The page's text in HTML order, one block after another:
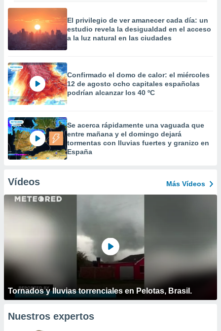
El privilegio de ver amanecer cada día: un
estudio revela la desigualdad en el acceso
a la luz natural en las ciudades
Confirmado el domo de calor: el miércoles
12 de agosto ocho capitales españolas
podrían alcanzar los 40 ºC
Se acerca rápidamente una vaguada que
entre mañana y el domingo dejará
tormentas con lluvias fuertes y granizo en
España
Vídeos Más Vídeos
Tornados y lluvias torrenciales en Pelotas, Brasil.
Nuestros expertos